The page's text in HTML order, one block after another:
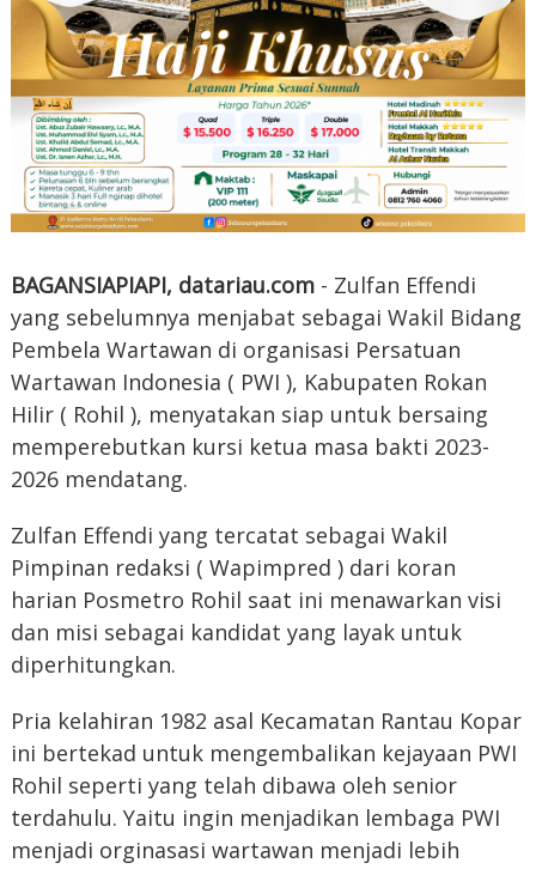
BAGANSIAPIAPI, datariau.com- Zulfan Effendi
yang sebelumnya menjabat sebagai Wakil Bidang
Pembela Wartawan di organisasi Persatuan
Wartawan Indonesia ( PWI ), Kabupaten Rokan
Hilir ( Rohil ), menyatakan siap untuk bersaing
memperebutkan kursi ketua masa bakti 2023-
2026 mendatang.
Zulfan Effendi yang tercatat sebagai Wakil
Pimpinan redaksi ( Wapimpred ) dari koran
harian Posmetro Rohil saat ini menawarkan visi
dan misi sebagai kandidat yang layak untuk
diperhitungkan.
Pria kelahiran 1982 asal Kecamatan Rantau Kopar
ini bertekad untuk mengembalikan kejayaan PWI
Rohil seperti yang telah dibawa oleh senior
terdahulu. Yaitu ingin menjadikan lembaga PWI
menjadi orginasasi wartawan menjadi lebih